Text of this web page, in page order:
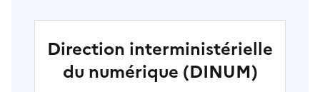
Direction interministérielle
du numérique (DINUM)